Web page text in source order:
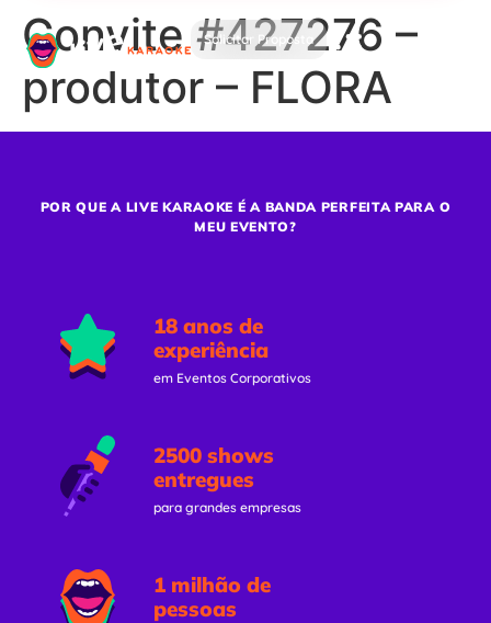
Solicitar Proposta
Convite #427276 –
produtor – FLORA
POR QUE A LIVE KARAOKE É A BANDA PERFEITA PARA O
MEU EVENTO?
18 anos de
experiência
em Eventos Corporativos
2500 shows
entregues
para grandes empresas
1 milhão de
pessoas